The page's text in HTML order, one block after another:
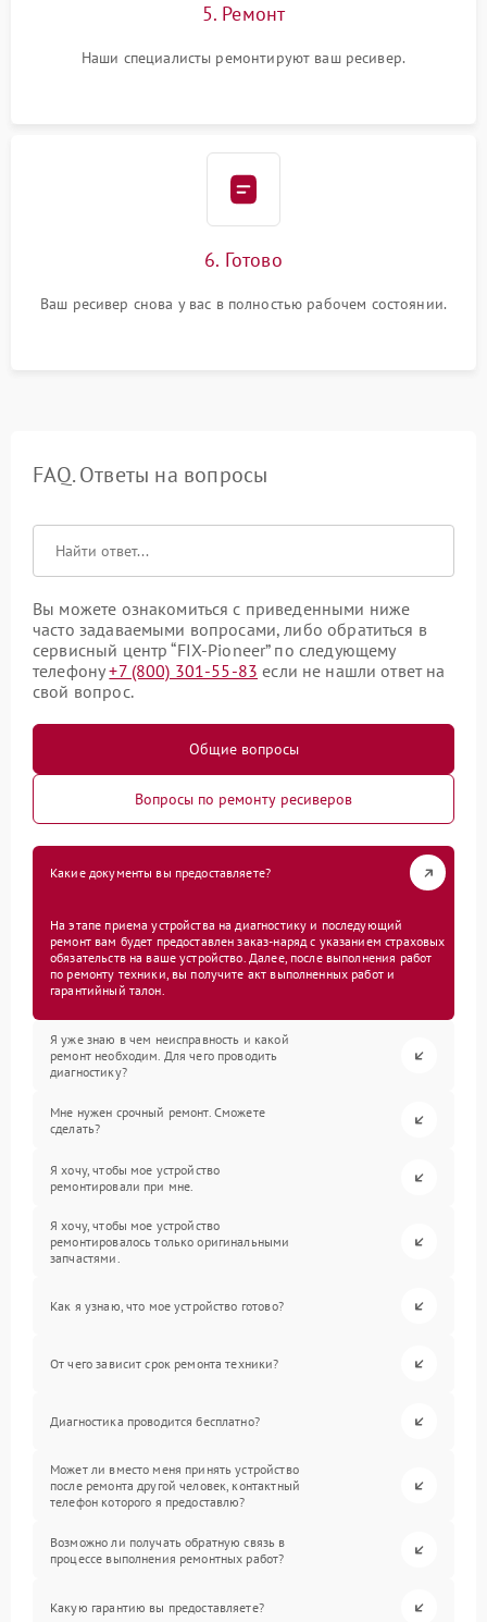
5. Ремонт
Наши специалисты ремонтируют ваш ресивер.
6. Готово
Ваш ресивер снова у вас в полностью рабочем состоянии.
FAQ. Ответы на вопросы
Вы можете ознакомиться с приведенными ниже
часто задаваемыми вопросами, либо обратиться в
сервисный центр “FIX-Pioneer” по следующему
телефону+7 (800) 301-55-83 если не нашли ответ на
свой вопрос.
Общие вопросы
Вопросы по ремонту ресиверов
Какие документы вы предоставляете?
На этапе приема устройства на диагностику и последующий
ремонт вам будет предоставлен заказ-наряд с указанием страховых
обязательств на ваше устройство. Далее, после выполнения работ
по ремонту техники, вы получите акт выполненных работ и
гарантийный талон.
Я уже знаю в чем неисправность и какой
ремонт необходим. Для чего проводить
диагностику?
Мне нужен срочный ремонт. Сможете
сделать?
Я хочу, чтобы мое устройство
ремонтировали при мне.
Я хочу, чтобы мое устройство
ремонтировалось только оригинальными
запчастями.
Как я узнаю, что мое устройство готово?
От чего зависит срок ремонта техники?
Диагностика проводится бесплатно?
Может ли вместо меня принять устройство
после ремонта другой человек, контактный
телефон которого я предоставлю?
Возможно ли получать обратную связь в
процессе выполнения ремонтных работ?
Какую гарантию вы предоставляете?